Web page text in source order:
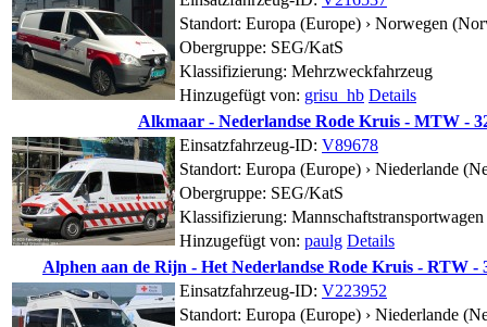
Standort: Europa (Europe) › Norwegen
Obergruppe: SEG/KatS
Klassifizierung: Mehrzweckfahrzeug
Hinzugefügt von: grisu_hb Details
Alkmaar - Nederlandse Rode Kruis - MTW -
Einsatzfahrzeug-ID: V89678
Standort: Europa (Europe) › Niederlande
Obergruppe: SEG/KatS
Klassifizierung: Mannschaftstransportwagen
Hinzugefügt von: paulg Details
Alphen aan de Rijn - Het Nederlandse Rode Kruis - RTW -
Einsatzfahrzeug-ID: V223952
Standort: Europa (Europe) › Niederlande